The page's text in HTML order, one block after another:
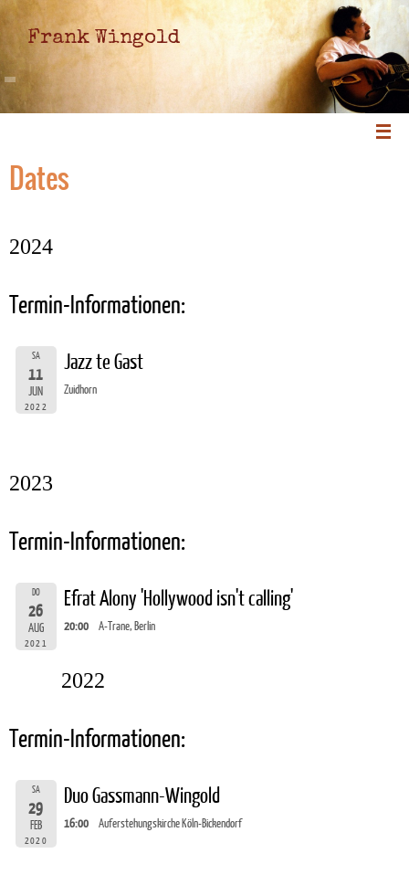
Frank Wingold
Dates
2024
Termin-Informationen:
SA
11
JUN
2022
Jazz te Gast
Zuidhorn
2023
Termin-Informationen:
DO
26
AUG
2021
Efrat Alony 'Hollywood isn't calling'
20:00 A-Trane, Berlin
2022
Termin-Informationen:
SA
29
FEB
2020
Duo Gassmann-Wingold
16:00 Auferstehungskirche Köln-Bickendorf